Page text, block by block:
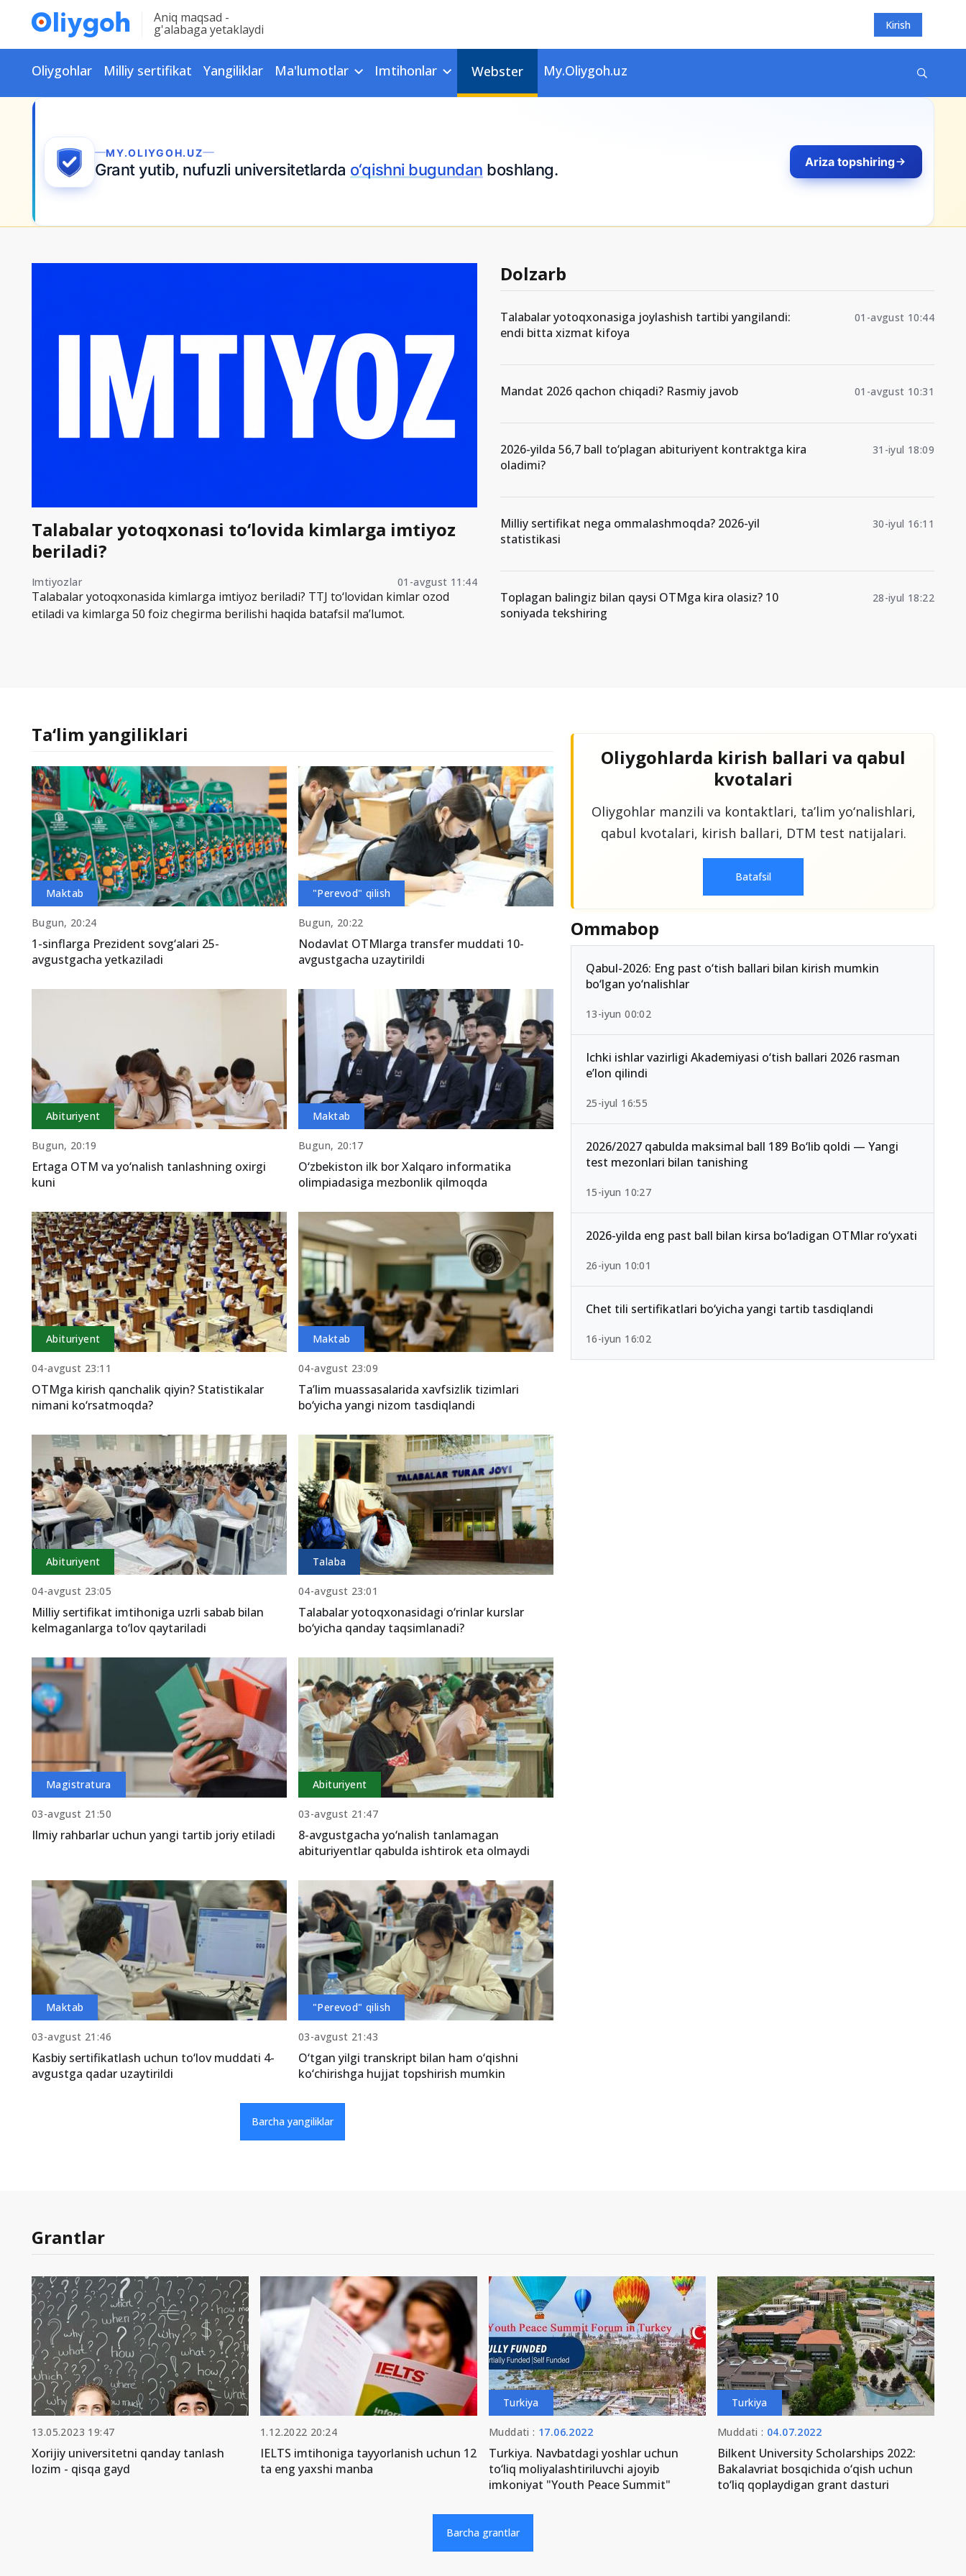
Aniq maqsad -
g'alabaga yetaklaydi Kirish
Oliygohlar Milliy sertifikat Yangiliklar Ma'lumotlar Imtihonlar Webster My.Oliygoh.uz
MY.OLIYGOH.UZ
Grant yutib, nufuzli universitetlarda o‘qishni bugundan boshlang. Ariza topshiring
Talabalar yotoqxonasi to‘lovida kimlarga imtiyoz
beriladi?
Imtiyozlar 01-avgust 11:44
Talabalar yotoqxonasida kimlarga imtiyoz beriladi? TTJ to‘lovidan kimlar ozod
etiladi va kimlarga 50 foiz chegirma berilishi haqida batafsil ma’lumot.
Dolzarb
Talabalar yotoqxonasiga joylashish tartibi yangilandi:
endi bitta xizmat kifoya
01-avgust 10:44
Mandat 2026 qachon chiqadi? Rasmiy javob 01-avgust 10:31
2026-yilda 56,7 ball to‘plagan abituriyent kontraktga kira
oladimi?
31-iyul 18:09
Milliy sertifikat nega ommalashmoqda? 2026-yil
statistikasi
30-iyul 16:11
Toplagan balingiz bilan qaysi OTMga kira olasiz? 10
soniyada tekshiring
28-iyul 18:22
Ta‘lim yangiliklari
Maktab
Bugun, 20:24
1-sinflarga Prezident sovg‘alari 25-
avgustgacha yetkaziladi
"Perevod" qilish
Bugun, 20:22
Nodavlat OTMlarga transfer muddati 10-
avgustgacha uzaytirildi
Abituriyent
Bugun, 20:19
Ertaga OTM va yo‘nalish tanlashning oxirgi
kuni
Maktab
Bugun, 20:17
O‘zbekiston ilk bor Xalqaro informatika
olimpiadasiga mezbonlik qilmoqda
Abituriyent
04-avgust 23:11
OTMga kirish qanchalik qiyin? Statistikalar
nimani ko‘rsatmoqda?
Maktab
04-avgust 23:09
Ta’lim muassasalarida xavfsizlik tizimlari
bo‘yicha yangi nizom tasdiqlandi
Abituriyent
04-avgust 23:05
Milliy sertifikat imtihoniga uzrli sabab bilan
kelmaganlarga to‘lov qaytariladi
Talaba
04-avgust 23:01
Talabalar yotoqxonasidagi o‘rinlar kurslar
bo‘yicha qanday taqsimlanadi?
Magistratura
03-avgust 21:50
Ilmiy rahbarlar uchun yangi tartib joriy etiladi
Abituriyent
03-avgust 21:47
8-avgustgacha yo‘nalish tanlamagan
abituriyentlar qabulda ishtirok eta olmaydi
Maktab
03-avgust 21:46
Kasbiy sertifikatlash uchun to‘lov muddati 4-
avgustga qadar uzaytirildi
"Perevod" qilish
03-avgust 21:43
O‘tgan yilgi transkript bilan ham o‘qishni
ko‘chirishga hujjat topshirish mumkin
Barcha yangiliklar
Oliygohlarda kirish ballari va qabul
kvotalari
Oliygohlar manzili va kontaktlari, taʼlim yo‘nalishlari,
qabul kvotalari, kirish ballari, DTM test natijalari.
Batafsil
Ommabop
Qabul-2026: Eng past o‘tish ballari bilan kirish mumkin
bo‘lgan yo‘nalishlar
13-iyun 00:02
Ichki ishlar vazirligi Akademiyasi o‘tish ballari 2026 rasman
e’lon qilindi
25-iyul 16:55
2026/2027 qabulda maksimal ball 189 Bo‘lib qoldi — Yangi
test mezonlari bilan tanishing
15-iyun 10:27
2026-yilda eng past ball bilan kirsa bo‘ladigan OTMlar ro‘yxati
26-iyun 10:01
Chet tili sertifikatlari bo‘yicha yangi tartib tasdiqlandi
16-iyun 16:02
Grantlar
13.05.2023 19:47
Xorijiy universitetni qanday tanlash
lozim - qisqa gayd
1.12.2022 20:24
IELTS imtihoniga tayyorlanish uchun 12
ta eng yaxshi manba
Turkiya
Muddati : 17.06.2022
Turkiya. Navbatdagi yoshlar uchun
to‘liq moliyalashtiriluvchi ajoyib
imkoniyat "Youth Peace Summit"
Turkiya
Muddati : 04.07.2022
Bilkent University Scholarships 2022:
Bakalavriat bosqichida o‘qish uchun
to‘liq qoplaydigan grant dasturi
Barcha grantlar